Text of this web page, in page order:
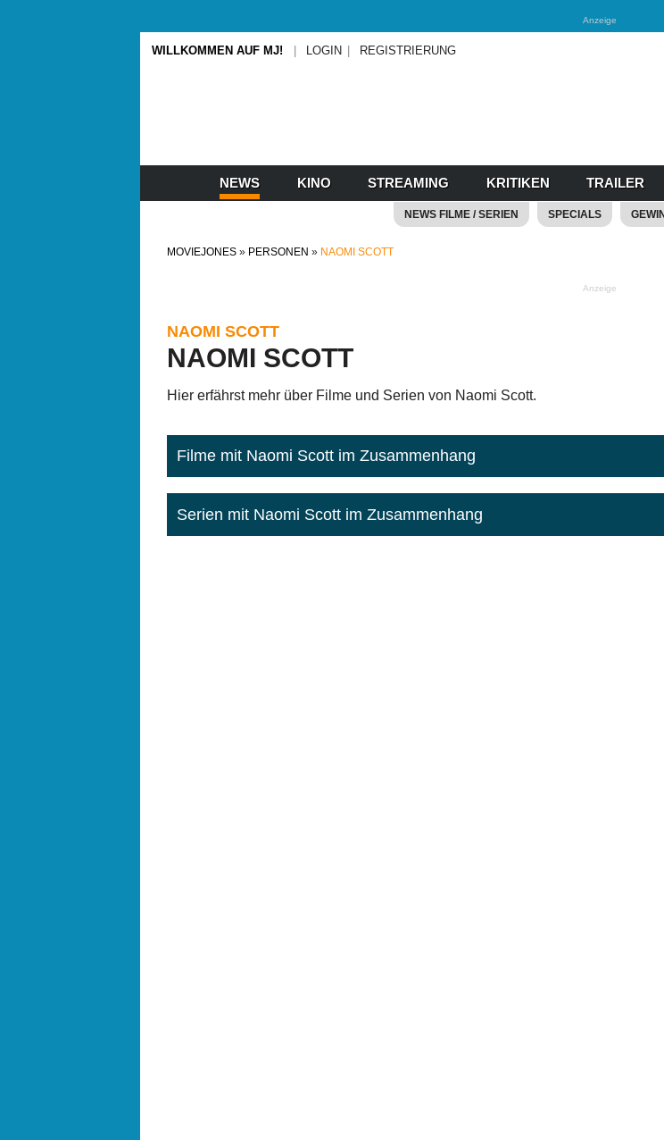
Anzeige
WILLKOMMEN AUF MJ! LOGIN REGISTRIERUNG
NEWS KINO STREAMING KRITIKEN TRAILER
NEWS FILME / SERIEN SPECIALS
MOVIEJONES PERSONEN NAOMI SCOTT
Anzeige
NAOMI SCOTT
NAOMI SCOTT
Hier erfährst mehr über Filme und Serien von Naomi Scott.
Filme mit Naomi Scott im Zusammenhang
Serien mit Naomi Scott im Zusammenhang